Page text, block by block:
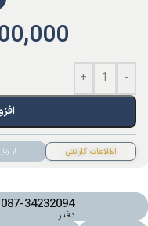
-
+
اطلاعات گارانتی از
087-34232094
دفتر